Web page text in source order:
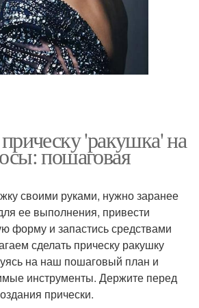
'ракушка' на
пошаговая
своими руками, нужно заранее
ее выполнения, привести
форму и запастись средствами
сделать прическу ракушку
на наш пошаговый план и
инструменты. Держите перед
прически.